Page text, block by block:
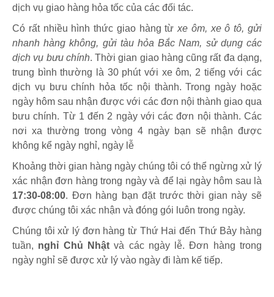
dịch vụ giao hàng hỏa tốc của các đối tác.
Có rất nhiều hình thức giao hàng từxe ôm, xe ô tô, gửi
nhanh hàng không, gửi tàu hỏa Bắc Nam, sử dụng các
dịch vụ bưu chính. Thời gian giao hàng cũng rất đa dạng,
trung bình thường là 30 phút với xe ôm, 2 tiếng với các
dịch vụ bưu chính hỏa tốc nội thành. Trong ngày hoặc
ngày hôm sau nhận được với các đơn nội thành giao qua
bưu chính. Từ 1 đến 2 ngày với các đơn nội thành. Các
nơi xa thường trong vòng 4 ngày bạn sẽ nhận được
không kể ngày nghỉ, ngày lễ
Khoảng thời gian hàng ngày chúng tôi có thể ngừng xử lý
xác nhận đơn hàng trong ngày và để lại ngày hôm sau là
17:30-08:00. Đơn hàng bạn đặt trước thời gian này sẽ
được chúng tôi xác nhận và đóng gói luôn trong ngày.
Chúng tôi xử lý đơn hàng từ Thứ Hai đến Thứ Bảy hàng
tuần, nghỉ Chủ Nhậtvà các ngày lễ. Đơn hàng trong
ngày nghỉ sẽ được xử lý vào ngày đi làm kế tiếp.